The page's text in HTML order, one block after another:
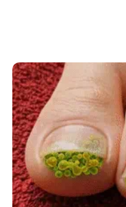
Fungus Is A
Drop Of Plain...